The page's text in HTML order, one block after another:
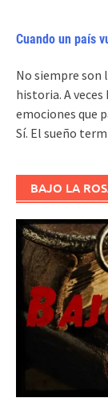
Cuando un país
No siempre son
historia. A
emociones que
Sí. El sueño
BAJO LA